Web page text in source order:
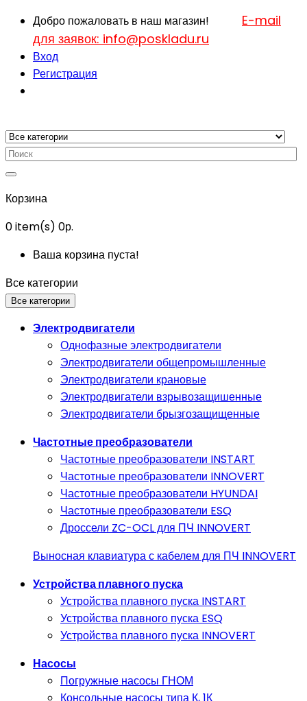
Добро пожаловать в наш магазин! E-mail
для заявок: info@poskladu.ru
Вход
Регистрация
Корзина
0item(s) 0р.
Ваша корзина пуста!
Все категории
Все категории
Электродвигатели
Однофазные электродвигатели
Электродвигатели общепромышленные
Электродвигатели крановые
Электродвигатели взрывозащишенные
Электродвигатели брызгозащищенные
Частотные преобразователи
Частотные преобразователи INSTART
Частотные преобразователи INNOVERT
Частотные преобразователи HYUNDAI
Частотные преобразователи ESQ
Дроссели ZC-OCL для ПЧ INNOVERT
Выносная клавиатура с кабелем для ПЧ INNOVERT
Устройства плавного пуска
Устройства плавного пуска INSTART
Устройства плавного пуска ESQ
Устройства плавного пуска INNOVERT
Насосы
Погружные насосы ГНОМ